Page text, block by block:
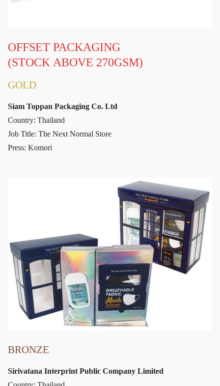
OFFSET PACKAGING
(STOCK ABOVE 270GSM)
GOLD
Siam Toppan Packaging Co. Ltd
Country: Thailand
Job Title: The Next Normal Store
Press: Komori
BRONZE
Sirivatana Interprint Public Company Limited